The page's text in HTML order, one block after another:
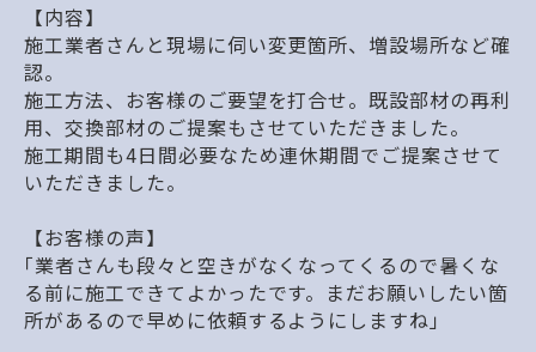
【内容】
施工業者さんと現場に伺い変更箇所、増設場所など確
認。
施工方法、お客様のご要望を打合せ。既設部材の再利
用、交換部材のご提案もさせていただきました。
施工期間も4日間必要なため連休期間でご提案させて
いただきました。
【お客様の声】
｢業者さんも段々と空きがなくなってくるので暑くな
る前に施工できてよかったです。まだお願いしたい箇
所があるので早めに依頼するようにしますね」